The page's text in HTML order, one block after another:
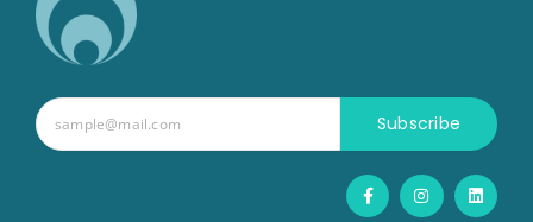
Subscribe
F
a
c
I
n
s
L
i
n